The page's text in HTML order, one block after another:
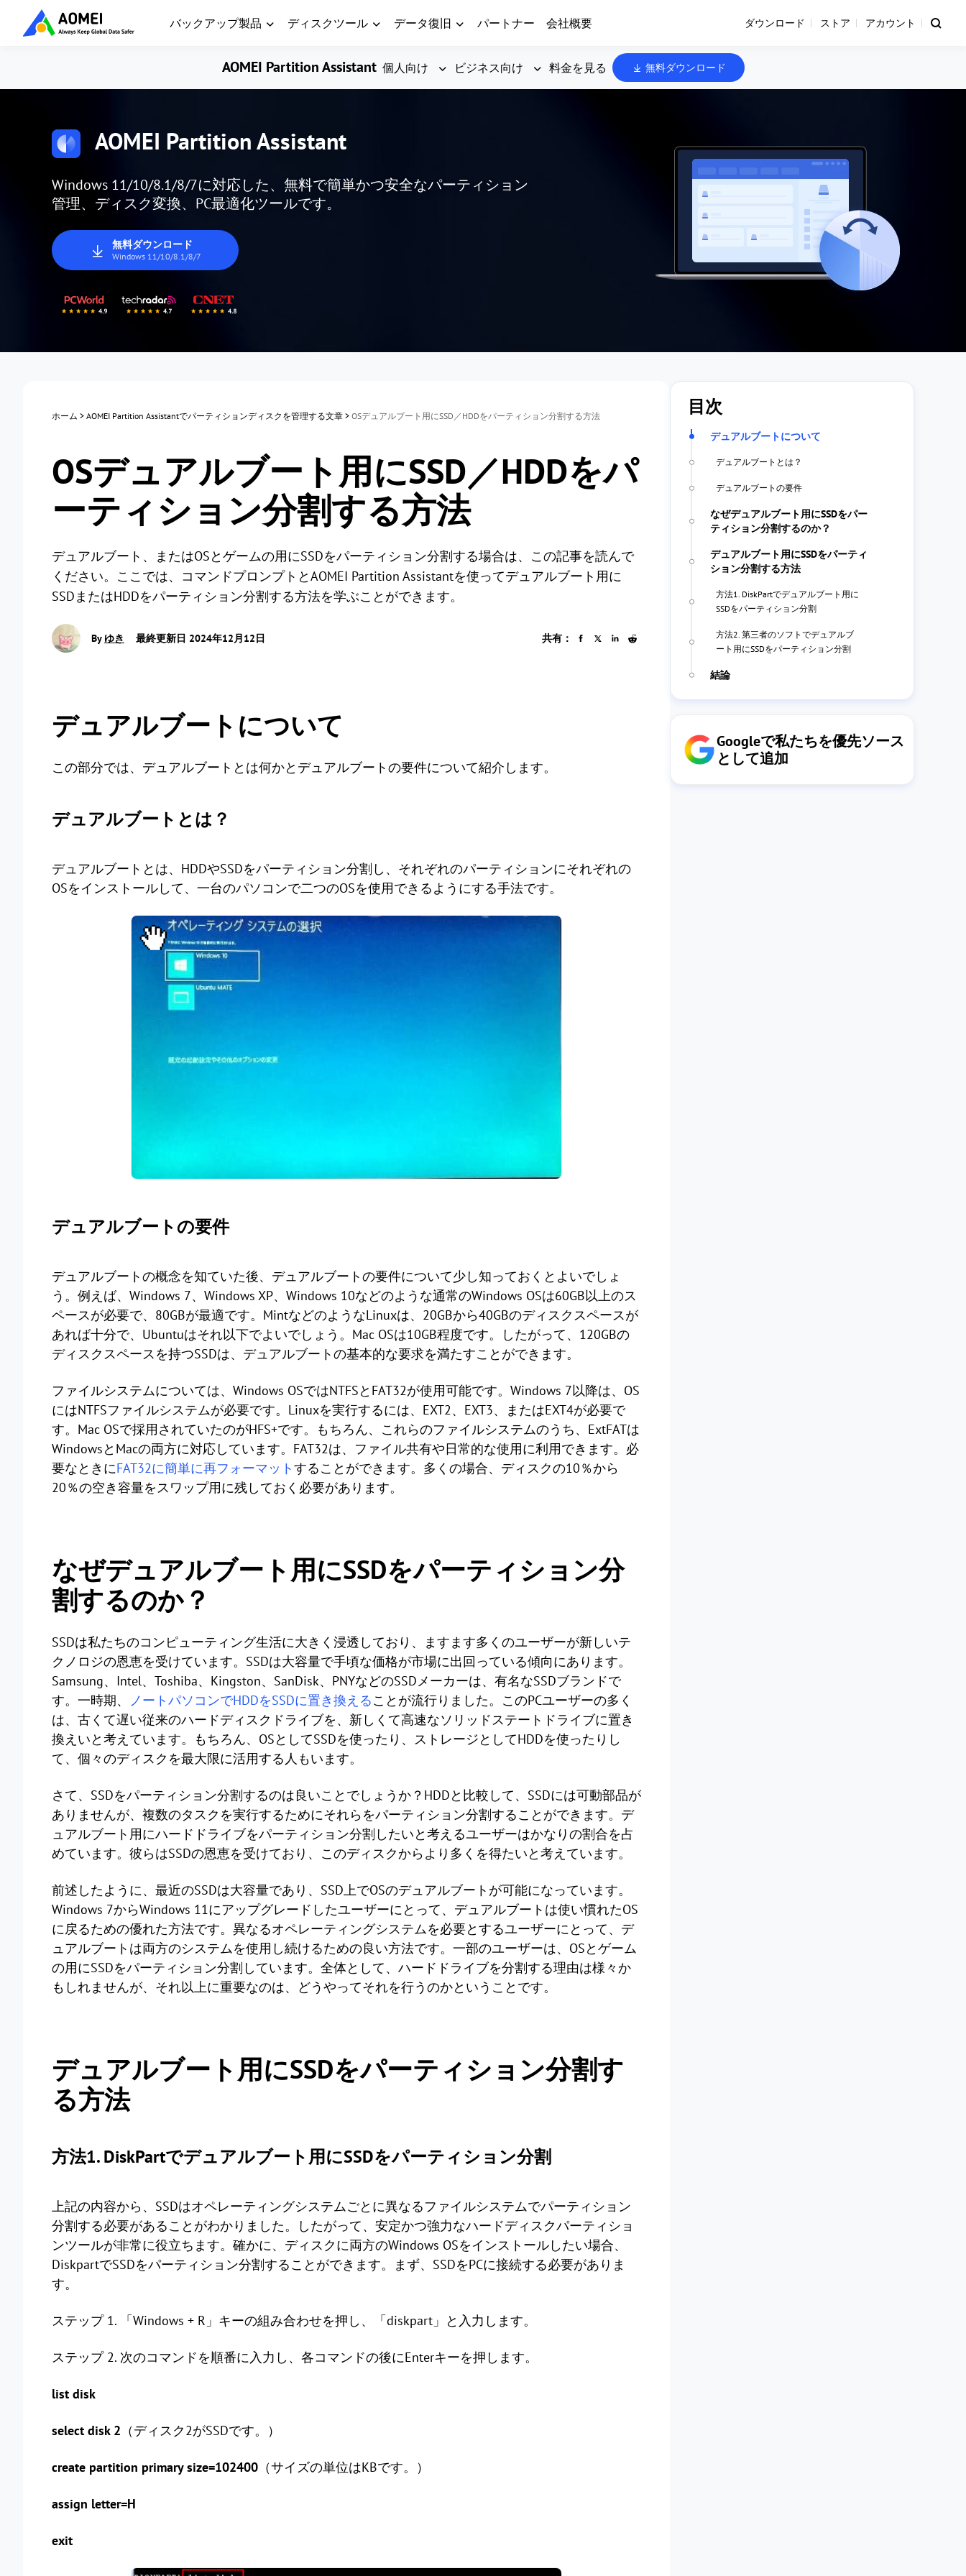
バックアップ製品 ディスクツール データ復旧 パートナー 会社概要 ダウンロード ストア アカウント
AOMEI Partition Assistant 個人向け ビジネス向け 料金を見る 無料ダウンロード
AOMEI Partition Assistant
Windows 11/10/8.1/8/7に対応した、無料で簡単かつ安全なパーティション
管理、ディスク変換、PC最適化ツールです。
無料ダウンロード
Windows 11/10/8.1/8/7
ホーム > AOMEI Partition Assistantでパーティションディスクを管理する文章 > OSデュアルブート用にSSD／HDDをパーティション分割する方法
OSデュアルブート用にSSD／HDDをパ
ーティション分割する方法
デュアルブート、またはOSとゲームの用にSSDをパーティション分割する場合は、この記事を読んで
ください。ここでは、コマンドプロンプトとAOMEI Partition Assistantを使ってデュアルブート用に
SSDまたはHDDをパーティション分割する方法を学ぶことができます。
By ゆき 最終更新日 2024年12月12日 共有：
デュアルブートについて
この部分では、デュアルブートとは何かとデュアルブートの要件について紹介します。
デュアルブートとは？
デュアルブートとは、HDDやSSDをパーティション分割し、それぞれのパーティションにそれぞれの
OSをインストールして、一台のパソコンで二つのOSを使用できるようにする手法です。
デュアルブートの要件
デュアルブートの概念を知ていた後、デュアルブートの要件について少し知っておくとよいでしょ
う。例えば、Windows 7、Windows XP、Windows 10などのような通常のWindows OSは60GB以上のス
ペースが必要で、80GBが最適です。MintなどのようなLinuxは、20GBから40GBのディスクスペースが
あれば十分で、Ubuntuはそれ以下でよいでしょう。Mac OSは10GB程度です。したがって、120GBの
ディスクスペースを持つSSDは、デュアルブートの基本的な要求を満たすことができます。
ファイルシステムについては、Windows OSではNTFSとFAT32が使用可能です。Windows 7以降は、OS
にはNTFSファイルシステムが必要です。Linuxを実行するには、EXT2、EXT3、またはEXT4が必要で
す。Mac OSで採用されていたのがHFS+です。もちろん、これらのファイルシステムのうち、ExtFATは
WindowsとMacの両方に対応しています。FAT32は、ファイル共有や日常的な使用に利用できます。必
要なときにFAT32に簡単に再フォーマットすることができます。多くの場合、ディスクの10％から
20％の空き容量をスワップ用に残しておく必要があります。
なぜデュアルブート用にSSDをパーティション分
割するのか？
SSDは私たちのコンピューティング生活に大きく浸透しており、ますます多くのユーザーが新しいテ
クノロジの恩恵を受けています。SSDは大容量で手頃な価格が市場に出回っている傾向にあります。
Samsung、Intel、Toshiba、Kingston、SanDisk、PNYなどのSSDメーカーは、有名なSSDブランドで
す。一時期、
ノートパソコンでHDDをSSDに置き換えることが流行りました。このPCユーザーの多く
は、古くて遅い従来のハードディスクドライブを、新しくて高速なソリッドステートドライブに置き
換えいと考えています。もちろん、OSとしてSSDを使ったり、ストレージとしてHDDを使ったりし
て、個々のディスクを最大限に活用する人もいます。
さて、SSDをパーティション分割するのは良いことでしょうか？HDDと比較して、SSDには可動部品が
ありませんが、複数のタスクを実行するためにそれらをパーティション分割することができます。デ
ュアルブート用にハードドライブをパーティション分割したいと考えるユーザーはかなりの割合を占
めています。彼らはSSDの恩恵を受けており、このディスクからより多くを得たいと考えています。
前述したように、最近のSSDは大容量であり、SSD上でOSのデュアルブートが可能になっています。
Windows 7からWindows 11にアップグレードしたユーザーにとって、デュアルブートは使い慣れたOS
に戻るための優れた方法です。異なるオペレーティングシステムを必要とするユーザーにとって、デ
ュアルブートは両方のシステムを使用し続けるための良い方法です。一部のユーザーは、OSとゲーム
の用にSSDをパーティション分割しています。全体として、ハードドライブを分割する理由は様々か
もしれませんが、それ以上に重要なのは、どうやってそれを行うのかということです。
デュアルブート用にSSDをパーティション分割す
る方法
方法1. DiskPartでデュアルブート用にSSDをパーティション分割
上記の内容から、SSDはオペレーティングシステムごとに異なるファイルシステムでパーティション
分割する必要があることがわかりました。したがって、安定かつ強力なハードディスクパーティショ
ンツールが非常に役立ちます。確かに、ディスクに両方のWindows OSをインストールしたい場合、
DiskpartでSSDをパーティション分割することができます。まず、SSDをPCに接続する必要がありま
す。
ステップ 1. 「Windows + R」キーの組み合わせを押し、「diskpart」と入力します。
ステップ 2. 次のコマンドを順番に入力し、各コマンドの後にEnterキーを押します。
list disk
select disk 2 （ディスク2がSSDです。）
create partition primary size=102400 （サイズの単位はKBです。）
assign letter=H
exit
目次
デュアルブートについて
デュアルブートとは？
デュアルブートの要件
なぜデュアルブート用にSSDをパー
ティション分割するのか？
デュアルブート用にSSDをパーティ
ション分割する方法
方法1. DiskPartでデュアルブート用に
SSDをパーティション分割
方法2. 第三者のソフトでデュアルブ
ート用にSSDをパーティション分割
結論
Googleで私たちを優先ソース
として追加